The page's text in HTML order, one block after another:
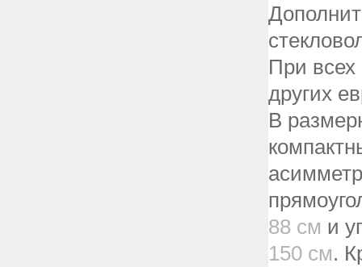
При
других
В
88 см и
150 см.